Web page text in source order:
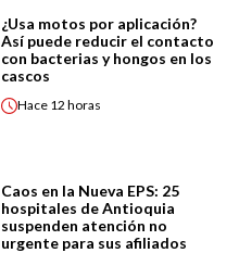
¿Usa motos por aplicación?
Así puede reducir el contacto
con bacterias y hongos en los
cascos
Hace 12 horas
Caos en la Nueva EPS: 25
hospitales de Antioquia
suspenden atención no
urgente para sus afiliados